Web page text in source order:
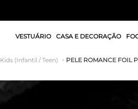
VESTUÁRIO CASA E DECORAÇÃO
Kids (Infantil / Teen) PELE ROMANCE FOIL